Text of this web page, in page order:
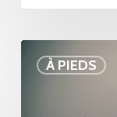
cueillette
À PIEDS